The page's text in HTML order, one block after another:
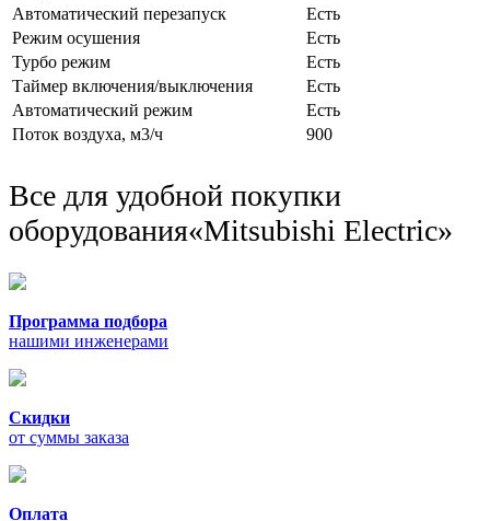
Автоматический перезапуск
Есть
Режим осушения
Есть
Турбо режим
Есть
Таймер включения/выключения
Есть
Автоматический режим
Есть
Поток воздуха, м3/ч
900
Все для удобной покупки
оборудования«Mitsubishi Electric»
Программа подбора
нашими инженерами
Скидки
от суммы заказа
Оплата